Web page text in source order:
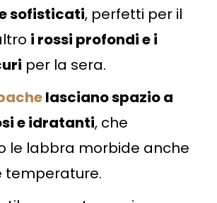
sofisticati, perfetti per il
i rossi profondi e i
per la sera.
lasciano spazio a
e idratanti, che
le labbra morbide anche
temperature.